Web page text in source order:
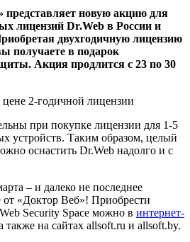
новую акцию для
лицензий Dr.Web в России и
двухгодичную лицензию
получаете в подарок
Акция продлится с 23 по 30
2-годичной лицензии
при покупке лицензии для 1-5
устройств. Таким образом, целый
оснастить Dr.Web надолго и с
– и далеко не последнее
от «Доктор Веб»! Приобрести
Security Space можно в интернет-
также на сайтах allsoft.ru и allsoft.by.